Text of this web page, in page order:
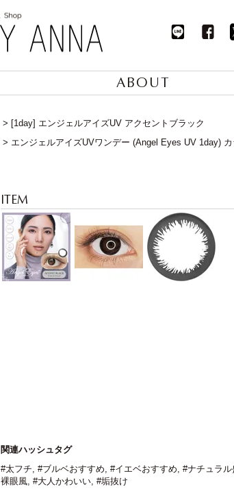
ABOUT
[1day] エンジェルアイズUV アクセントブラック
エンジェルアイズUVワンデー (Angel Eyes UV 1day) カ
関連ハッシュタグ
#太フチ, #ブルベおすすめ, #イエベおすすめ, #ナチュラル
裸眼風, #大人かわいい, #垢抜け